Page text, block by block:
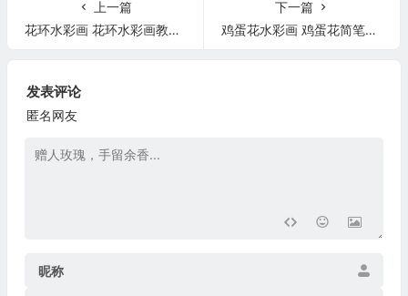
上一篇
花环水彩画 花环水彩画教程图解
下一篇
鸡蛋花水彩画 鸡蛋花简笔画(水彩笔)
发表评论
匿名网友
昵称